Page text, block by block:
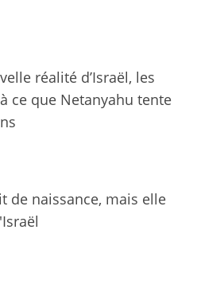
réalité d’Israël, les
ce que Netanyahu tente
de naissance, mais elle